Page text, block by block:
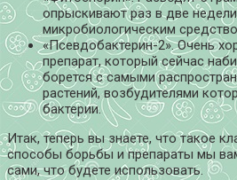
опрыскивают раз в две
микробиологическим
«Псевдобактерин-2». Очень
препарат, который сейчас
борется с самыми
растений, возбудителями
бактерии.
Итак, теперь вы знаете, что такое
способы борьбы и препараты мы
сами, что будете использовать.